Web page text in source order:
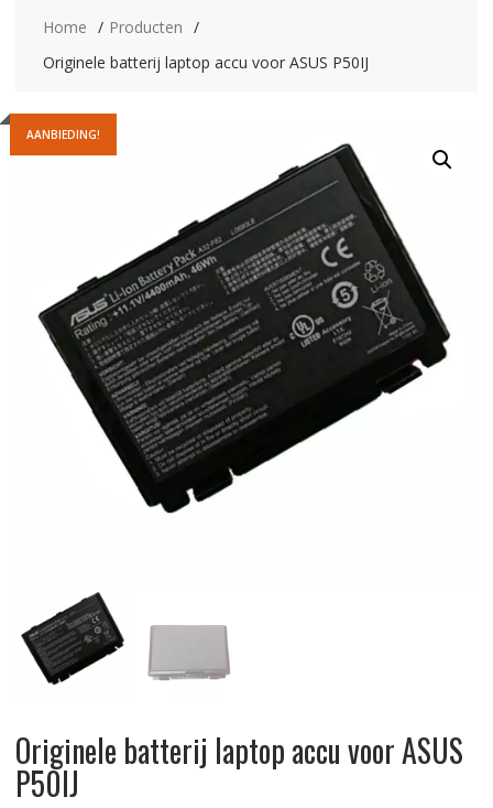
Home
Producten
Originele batterij laptop accu voor ASUS P50IJ
AANBIEDING!
Originele batterij laptop accu voor ASUS
P50IJ